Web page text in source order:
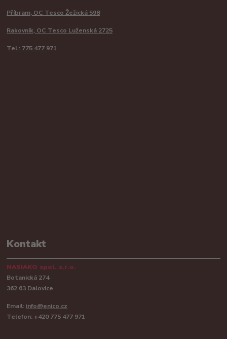
Příbram, OC Tesco Žežická 598
Rakovník, OC Tesco Luženská 2725
Tel.: 775 477 971
Kontakt
NASIAKO spol. s.r.o.
Botanická 274
362 63 Dalovice
Email: info@enico.cz
Telefon: +420 775 477 971